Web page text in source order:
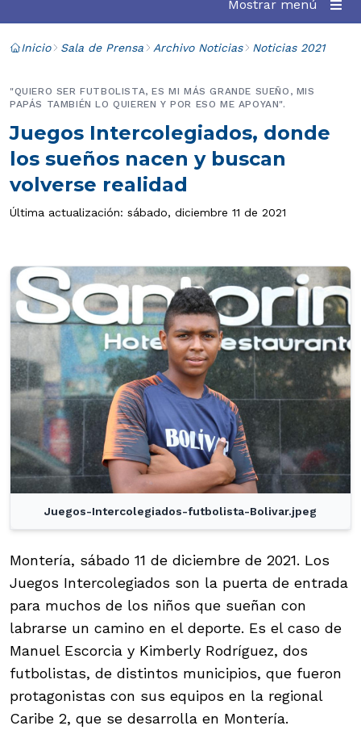
Mostrar menú
Inicio Sala de Prensa Archivo Noticias Noticias 2021
Juegos Intercolegiados, donde
los sueños nacen y buscan
volverse realidad
"QUIERO SER FUTBOLISTA, ES MI MÁS GRANDE SUEÑO, MIS
PAPÁS TAMBIÉN LO QUIEREN Y POR ESO ME APOYAN".
Última actualización: sábado, diciembre 11 de 2021
Juegos-Intercolegiados-futbolista-Bolivar.jpeg
Montería, sábado 11 de diciembre de 2021. Los
Juegos Intercolegiados son la puerta de entrada
para muchos de los niños que sueñan con
labrarse un camino en el deporte. Es el caso de
Manuel Escorcia y Kimberly Rodríguez, dos
futbolistas, de distintos municipios, que fueron
protagonistas con sus equipos en la regional
Caribe 2, que se desarrolla en Montería.